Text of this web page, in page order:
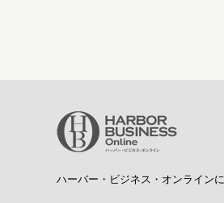
ハーバー・ビジネス・オンライン